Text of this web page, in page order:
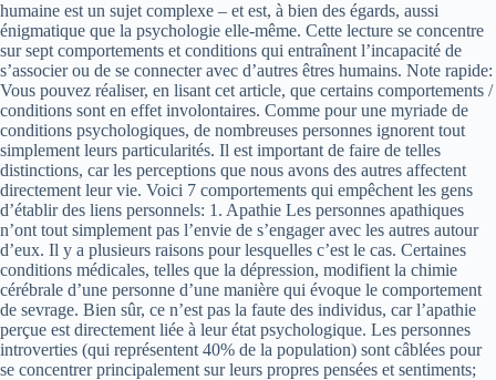
humaine est un sujet complexe – et est, à bien des égards, aussi
énigmatique que la psychologie elle-même. Cette lecture se concentre
sur sept comportements et conditions qui entraînent l’incapacité de
s’associer ou de se connecter avec d’autres êtres humains. Note rapide:
Vous pouvez réaliser, en lisant cet article, que certains comportements /
conditions sont en effet involontaires. Comme pour une myriade de
conditions psychologiques, de nombreuses personnes ignorent tout
simplement leurs particularités. Il est important de faire de telles
distinctions, car les perceptions que nous avons des autres affectent
directement leur vie. Voici 7 comportements qui empêchent les gens
d’établir des liens personnels: 1. Apathie Les personnes apathiques
n’ont tout simplement pas l’envie de s’engager avec les autres autour
d’eux. Il y a plusieurs raisons pour lesquelles c’est le cas. Certaines
conditions médicales, telles que la dépression, modifient la chimie
cérébrale d’une personne d’une manière qui évoque le comportement
de sevrage. Bien sûr, ce n’est pas la faute des individus, car l’apathie
perçue est directement liée à leur état psychologique. Les personnes
introverties (qui représentent 40% de la population) sont câblées pour
se concentrer principalement sur leurs propres pensées et sentiments;